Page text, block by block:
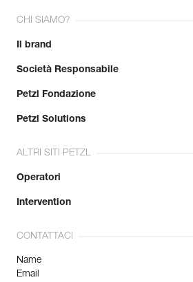
CHI SIAMO?
Il brand
Società Responsabile
Petzl Fondazione
Petzl Solutions
ALTRI SITI PETZL
Operatori
Intervention
CONTATTACI
Name
Email